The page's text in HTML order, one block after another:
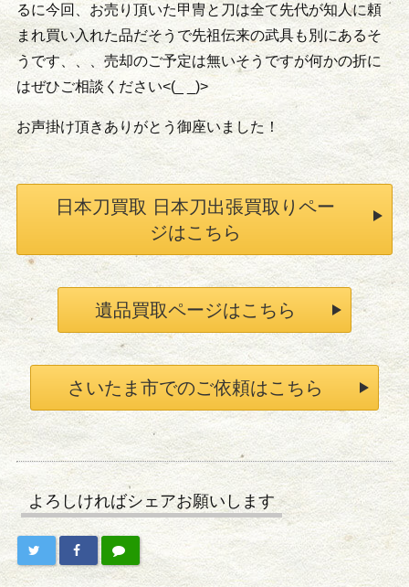
るに今回、お売り頂いた甲冑と刀は全て先代が知人に頼
まれ買い入れた品だそうで先祖伝来の武具も別にあるそ
うです、、、売却のご予定は無いそうですが何かの折に
はぜひご相談ください<(_ _)>
お声掛け頂きありがとう御座いました！
日本刀買取 日本刀出張買取りペー
ジはこちら
遺品買取ページはこちら
さいたま市でのご依頼はこちら
よろしければシェアお願いします